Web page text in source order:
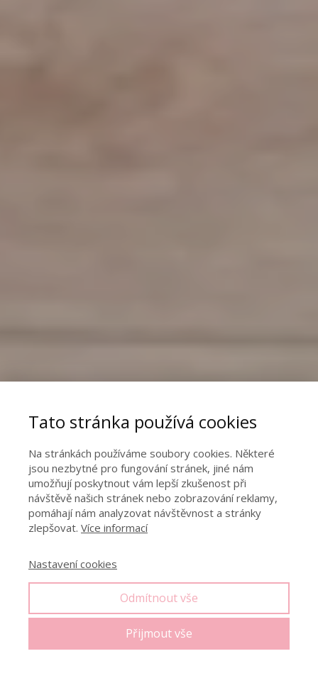
Tato stránka používá cookies
Na stránkách používáme soubory cookies. Některé
jsou nezbytné pro fungování stránek, jiné nám
umožňují poskytnout vám lepší zkušenost při
návštěvě našich stránek nebo zobrazování reklamy,
pomáhají nám analyzovat návštěvnost a stránky
zlepšovat. Více informací
Nastavení cookies
Odmítnout vše
Přijmout vše